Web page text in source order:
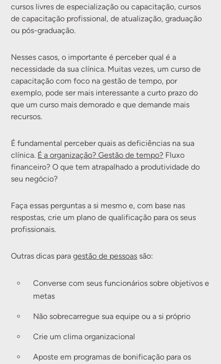
cursos livres de especialização ou capacitação, cursos
de capacitação profissional, de atualização, graduação
ou pós-graduação.
Nesses casos, o importante é perceber qual é a
necessidade da sua clínica. Muitas vezes, um curso de
capacitação com foco na gestão de tempo, por
exemplo, pode ser mais interessante a curto prazo do
que um curso mais demorado e que demande mais
recursos.
É fundamental perceber quais as deficiências na sua
clínica. É a organização? Gestão de tempo? Fluxo
financeiro? O que tem atrapalhado a produtividade do
seu negócio?
Faça essas perguntas a si mesmo e, com base nas
respostas, crie um plano de qualificação para os seus
profissionais.
Outras dicas paragestão de pessoas são:
Converse com seus funcionários sobre objetivos e
metas
Não sobrecarregue sua equipe ou a si próprio
Crie um clima organizacional
Aposte em programas de bonificação para os